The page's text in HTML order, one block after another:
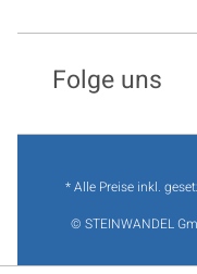
Folge uns
* Alle Preise inkl.
© STEINWANDEL